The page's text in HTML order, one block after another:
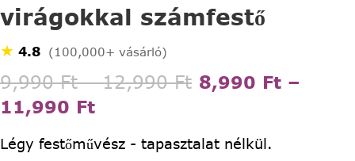
virágokkal számfestő
★ 4.8 (100,000+ vásárló)
9,990Ft – 12,990Ft 8,990 Ft –
11,990 Ft
Légy festőművész - tapasztalat nélkül.